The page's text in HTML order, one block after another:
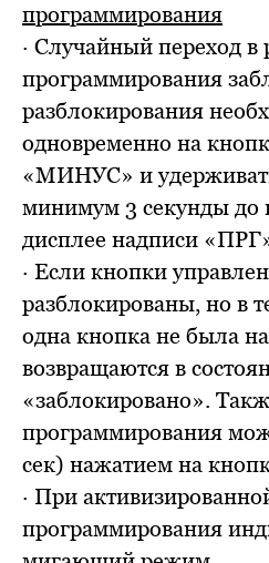
программирования
· Случайный переход
программирования
разблокирования
одновременно на
«МИНУС» и
минимум 3 секунды до
дисплее надписи
· Если кнопки
разблокированы, но в
одна кнопка не была
возвращаются в
«заблокировано».
программирования
сек) нажатием на
· При
программирования